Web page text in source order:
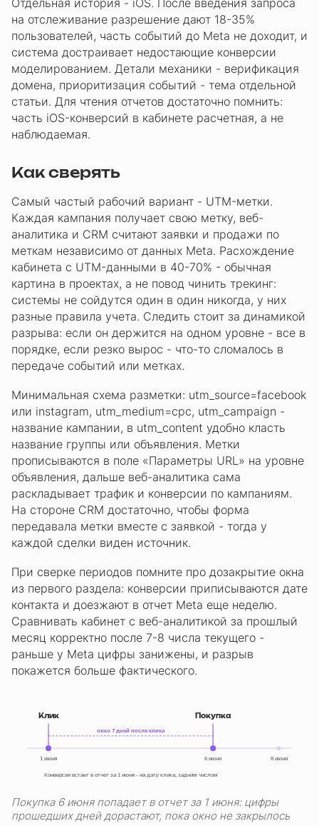
на отслеживание разрешение дают 18-35%
пользователей, часть событий до Meta не доходит, и
система достраивает недостающие конверсии
моделированием. Детали механики - верификация
домена, приоритизация событий - тема отдельной
статьи. Для чтения отчетов достаточно помнить:
часть iOS-конверсий в кабинете расчетная, а не
наблюдаемая.
Как сверять
Самый частый рабочий вариант - UTM-метки.
Каждая кампания получает свою метку, веб-
аналитика и CRM считают заявки и продажи по
меткам независимо от данных Meta. Расхождение
кабинета с UTM-данными в 40-70% - обычная
картина в проектах, а не повод чинить трекинг:
системы не сойдутся один в один никогда, у них
разные правила учета. Следить стоит за динамикой
разрыва: если он держится на одном уровне - все в
порядке, если резко вырос - что-то сломалось в
передаче событий или метках.
Минимальная схема разметки: utm_source=facebook
или instagram, utm_medium=cpc, utm_campaign -
название кампании, в utm_content удобно класть
название группы или объявления. Метки
прописываются в поле «Параметры URL» на уровне
объявления, дальше веб-аналитика сама
раскладывает трафик и конверсии по кампаниям.
На стороне CRM достаточно, чтобы форма
передавала метки вместе с заявкой - тогда у
каждой сделки виден источник.
При сверке периодов помните про дозакрытие окна
из первого раздела: конверсии приписываются дате
контакта и доезжают в отчет Meta еще неделю.
Сравнивать кабинет с веб-аналитикой за прошлый
месяц корректно после 7-8 числа текущего -
раньше у Meta цифры занижены, и разрыв
покажется больше фактического.
Клик
1 июня
Покупка
6 июня 8 июня
окно 7 дней после клика
Конверсия встает в отчет за 1 июня - на дату клика, задним числом
Покупка 6 июня попадает в отчет за 1 июня: цифры
прошедших дней дорастают, пока окно не закрылось